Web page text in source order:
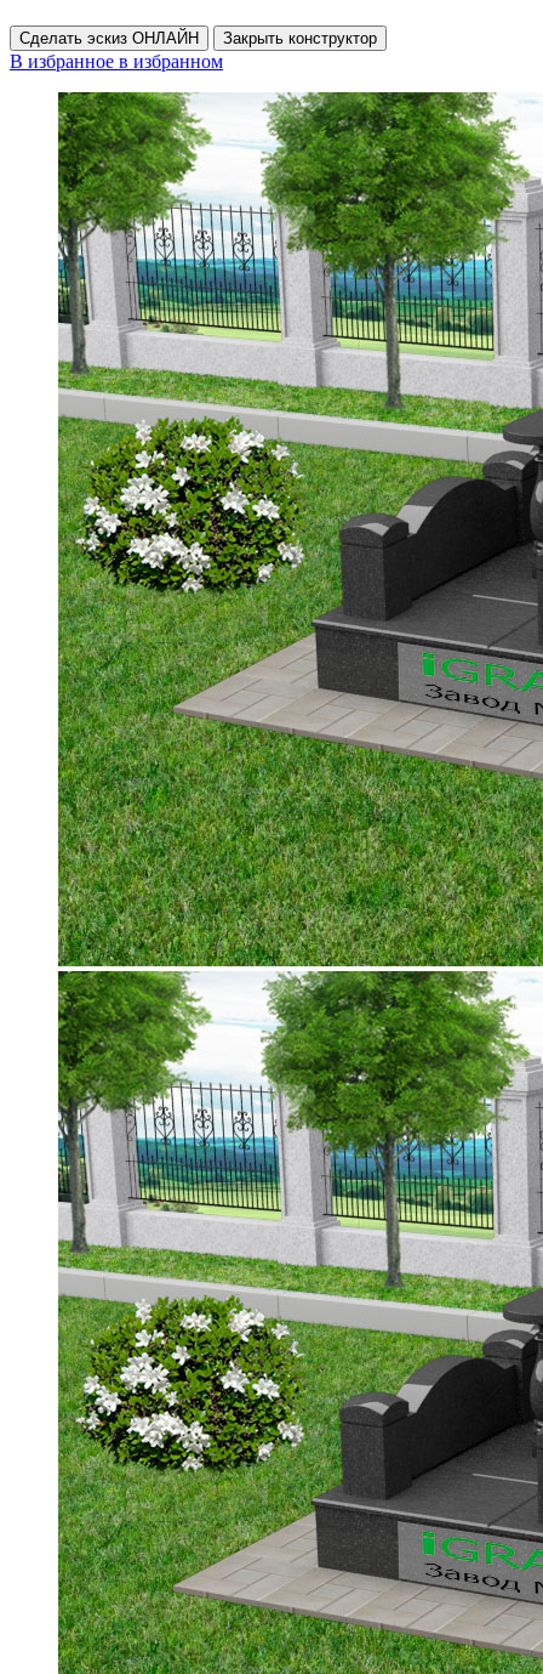
Сделать эскиз ОНЛАЙН Закрыть конструктор
В избранное в избранном